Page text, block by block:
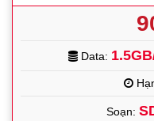
Data:
Soạn: